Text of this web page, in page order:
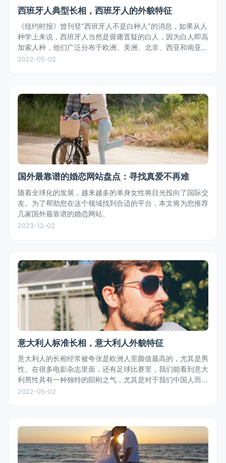
西班牙人典型长相，西班牙人的外貌特征
《纽约时报》曾刊登“西班牙人不是白种人”的消息，如果从人
种学上来说，西班牙人当然是毋庸置疑的白人，因为白人即高
加索人种，他们广泛分布于欧洲、美洲、北非、西亚和南亚，
符合高加索人种特征的都是白人，不是只有金发碧眼的才叫白
2022-05-02
国外最靠谱的婚恋网站盘点：寻找真爱不再难
随着全球化的发展，越来越多的单身女性将目光投向了国际交
友。为了帮助您在这个领域找到合适的平台，本文将为您推荐
几家国外最靠谱的婚恋网站。
2023-12-02
意大利人标准长相，意大利人外貌特征
意大利人的长相经常被夸张是欧洲人里颜值最高的，尤其是男
性。在很多电影杂志里面，还有足球比赛里，我们能看到意大
利男性具有一种独特的阳刚之气，尤其是对于我们中国人而
言，五官轮廓鲜明，体型匀称，白种人的白皙皮肤，偏深色的
2022-05-02